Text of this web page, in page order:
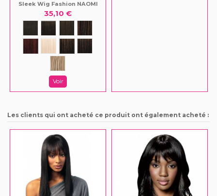
Sleek Wig Fashion NAOMI
35,10 €
Voir
Les clients qui ont acheté ce produit ont également acheté :